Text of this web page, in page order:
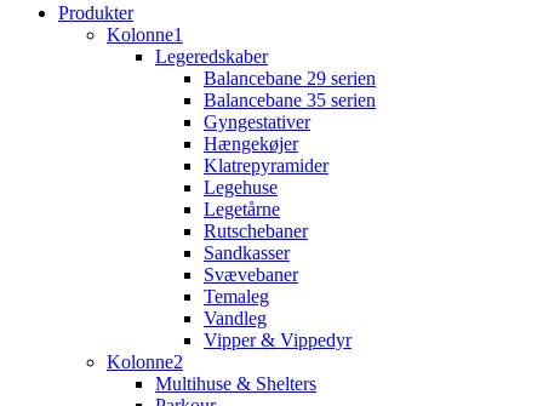
DE
Produkter
Kolonne1
Legeredskaber
Balancebane 29 serien
Balancebane 35 serien
Gyngestativer
Hængekøjer
Klatrepyramider
Legehuse
Legetårne
Rutschebaner
Sandkasser
Svævebaner
Temaleg
Vandleg
Vipper & Vippedyr
Kolonne2
Multihuse & Shelters